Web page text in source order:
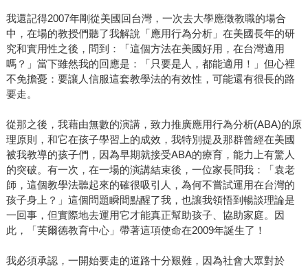
我還記得2007年剛從美國回台灣，一次去大學應徵教職的場合
中，在場的教授們聽了我解說「應用行為分析」在美國長年的研
究和實用性之後，問到：「這個方法在美國好用，在台灣適用
嗎？」當下雖然我的回應是：「只要是人，都能適用！」但心裡
不免擔憂：要讓人信服這套教學法的有效性，可能還有很長的路
要走。
從那之後，我藉由無數的演講，致力推廣應用行為分析(ABA)的原
理原則，和它在孩子學習上的成效，我特別提及那群曾經在美國
被我教導的孩子們，因為早期就接受ABA的療育，能力上有驚人
的突破。有一次，在一場的演講結束後，一位家長問我：「袁老
師，這個教學法聽起來的確很吸引人，為何不嘗試運用在台灣的
孩子身上？」這個問題瞬間點醒了我，也讓我領悟到暢談理論是
一回事，但實際地去運用它才能真正幫助孩子、協助家庭。因
此，「芙爾德教育中心」帶著這項使命在2009年誕生了！
我必須承認，一開始要走的道路十分艱難，因為社會大眾對於